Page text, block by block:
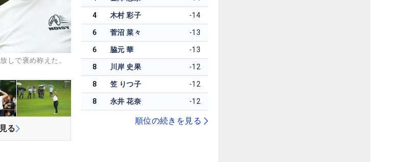
しで褒め称えた。
る
4 木村 彩子 -14
6 菅沼 菜々 -13
6 脇元 華 -13
8 川岸 史果 -12
8 笠 りつ子 -12
8 永井 花奈 -12
順位の続きを見る